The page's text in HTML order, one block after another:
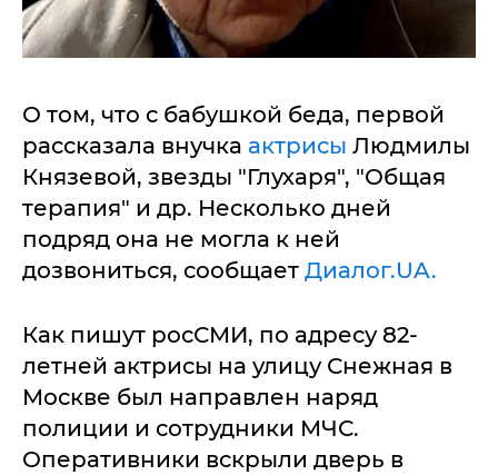
О том, что с бабушкой беда, первой
рассказала внучка актрисы Людмилы
Князевой, звезды "Глухаря", "Общая
терапия" и др. Несколько дней
подряд она не могла к ней
дозвониться, сообщает Диалог.UA.
Как пишут росСМИ, по адресу 82-
летней актрисы на улицу Снежная в
Москве был направлен наряд
полиции и сотрудники МЧС.
Оперативники вскрыли дверь в